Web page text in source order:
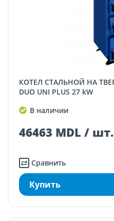
КОТЕЛ СТАЛЬНОЙ НА ТВЕРДОМ ТОПЛИВЕ, ROMSTAL
DUO UNI PLUS 27 kW
В наличии
46463 MDL / шт.
Сравнить
Купить